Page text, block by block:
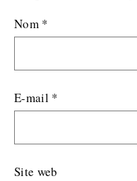
Nom *
E-mail *
Site web